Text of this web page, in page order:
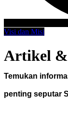
Visi dan Misi
Artikel &
Temukan
penting seputar